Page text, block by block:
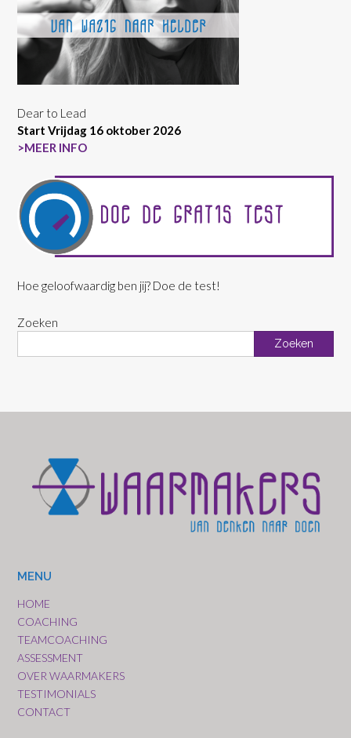
Dear to Lead
Start Vrijdag 16 oktober 2026
>MEER INFO
Hoe geloofwaardig ben jij? Doe de test!
Zoeken
Zoeken
MENU
HOME
COACHING
TEAMCOACHING
ASSESSMENT
OVER WAARMAKERS
TESTIMONIALS
CONTACT